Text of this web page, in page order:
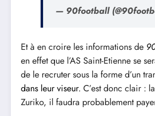
— 90football
Et à en croire les informations de
en effet que l’AS Saint-Etienne se
de le recruter sous la forme d’un
dans leur viseur. C’est donc clair :
Zuriko, il faudra probablement